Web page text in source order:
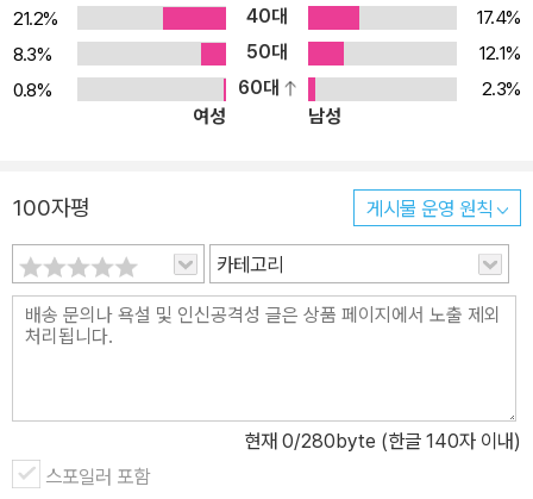
약간의 수학적 지식을 발휘하면 엄청난 시간과 비용을 절약할 수 있
는 수많은 사례들이 있다며, 안타까움을 토로하기도 한다. 이 책은 수
학의 중요성에 대해 얘기하고 있는 것은 아니다. 수학은 몰라도 되지
만, 수학을 알면 더 많은 기회가 생긴다는 것을 얘기하고 더 나은 도전
똑똑했거나, 혹은 더 뛰어난 인간이라는 증거는 내 삶의 어디에서도
찾아 볼 수는 없다. 다만 난 내 노력으로 '컴퓨터'를 얻었고, 그 너머의
진실을 추구하다가 '수학'을 발견하게 된 것이다. 비즈니스 격언에 이
런 말이 있다: '버스에 올바른 사람들을 태울 수만 있다면, 어디로 갈
지, 어떻게 갈지는 그 사람들이 알려 줄 것이다.' 나는 내 인생의 버스
를 운전하면서, '컴퓨터'와 '수학'을 태웠고, 지금 내 인생은 그들이 일
상화한 개념들을 대상으로 한 것이기 때문에 현실의 문제를 그렇게
수학적인 것으로 바꾸기 위해서는 이미 수학에 익숙해지는 기간이 필
요하다. 바로 이 기간은 어렵기만 한 수학 공부가 도대체 어떻게 도움
21.2%
40대
17.4%
8.3%
50대
12.1%
0.8%
60대
2.3%
여성
남성
100자평 게시물 운영 원칙
카테고리
현재 0/280byte (한글 140자 이내)
스포일러 포함